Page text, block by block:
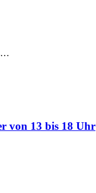
von 13 bis 18 Uhr